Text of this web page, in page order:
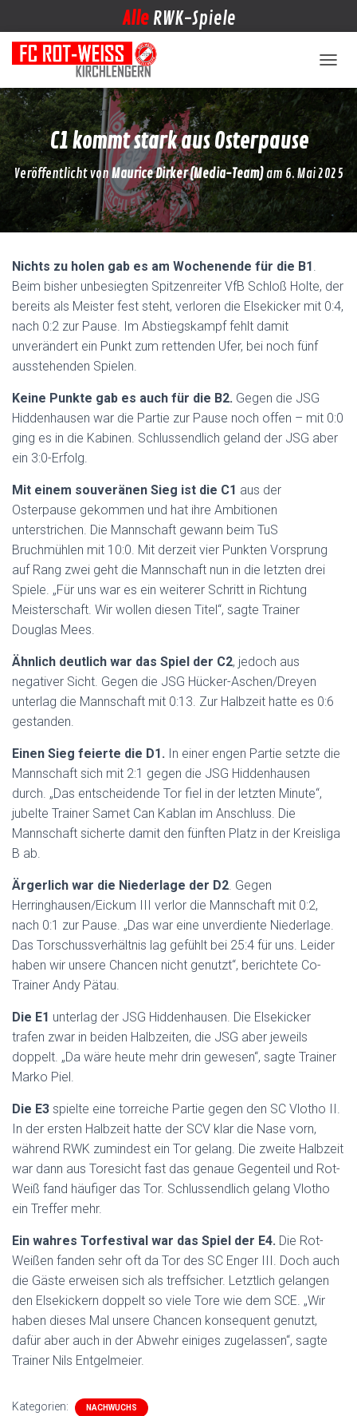
Alle RWK-Spiele
C1 kommt stark aus Osterpause
Veröffentlicht vonMaurice Dirker (Media-Team)am 6. Mai 2025
Nichts zu holen gab es am Wochenende für die B1.
Beim bisher unbesiegten Spitzenreiter VfB Schloß Holte, der
bereits als Meister fest steht, verloren die Elsekicker mit 0:4,
nach 0:2 zur Pause. Im Abstiegskampf fehlt damit
unverändert ein Punkt zum rettenden Ufer, bei noch fünf
ausstehenden Spielen.
Keine Punkte gab es auch für die B2. Gegen die JSG
Hiddenhausen war die Partie zur Pause noch offen – mit 0:0
ging es in die Kabinen. Schlussendlich geland der JSG aber
ein 3:0-Erfolg.
Mit einem souveränen Sieg ist die C1 aus der
Osterpause gekommen und hat ihre Ambitionen
unterstrichen. Die Mannschaft gewann beim TuS
Bruchmühlen mit 10:0. Mit derzeit vier Punkten Vorsprung
auf Rang zwei geht die Mannschaft nun in die letzten drei
Spiele. „Für uns war es ein weiterer Schritt in Richtung
Meisterschaft. Wir wollen diesen Titel“, sagte Trainer
Douglas Mees.
Ähnlich deutlich war das Spiel der C2, jedoch aus
negativer Sicht. Gegen die JSG Hücker-Aschen/Dreyen
unterlag die Mannschaft mit 0:13. Zur Halbzeit hatte es 0:6
gestanden.
Einen Sieg feierte die D1. In einer engen Partie setzte die
Mannschaft sich mit 2:1 gegen die JSG Hiddenhausen
durch. „Das entscheidende Tor fiel in der letzten Minute“,
jubelte Trainer Samet Can Kablan im Anschluss. Die
Mannschaft sicherte damit den fünften Platz in der Kreisliga
B ab.
Ärgerlich war die Niederlage der D2. Gegen
Herringhausen/Eickum III verlor die Mannschaft mit 0:2,
nach 0:1 zur Pause. „Das war eine unverdiente Niederlage.
Das Torschussverhältnis lag gefühlt bei 25:4 für uns. Leider
haben wir unsere Chancen nicht genutzt“, berichtete Co-
Trainer Andy Pätau.
Die E1 unterlag der JSG Hiddenhausen. Die Elsekicker
trafen zwar in beiden Halbzeiten, die JSG aber jeweils
doppelt. „Da wäre heute mehr drin gewesen“, sagte Trainer
Marko Piel.
Die E3 spielte eine torreiche Partie gegen den SC Vlotho II.
In der ersten Halbzeit hatte der SCV klar die Nase vorn,
während RWK zumindest ein Tor gelang. Die zweite Halbzeit
war dann aus Toresicht fast das genaue Gegenteil und Rot-
Weiß fand häufiger das Tor. Schlussendlich gelang Vlotho
ein Treffer mehr.
Ein wahres Torfestival war das Spiel der E4. Die Rot-
Weißen fanden sehr oft da Tor des SC Enger III. Doch auch
die Gäste erweisen sich als treffsicher. Letztlich gelangen
den Elsekickern doppelt so viele Tore wie dem SCE. „Wir
haben dieses Mal unsere Chancen konsequent genutzt,
dafür aber auch in der Abwehr einiges zugelassen“, sagte
Trainer Nils Entgelmeier.
Kategorien: NACHWUCHS